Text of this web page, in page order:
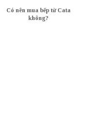
Có nên mua bếp từ Cata
không?